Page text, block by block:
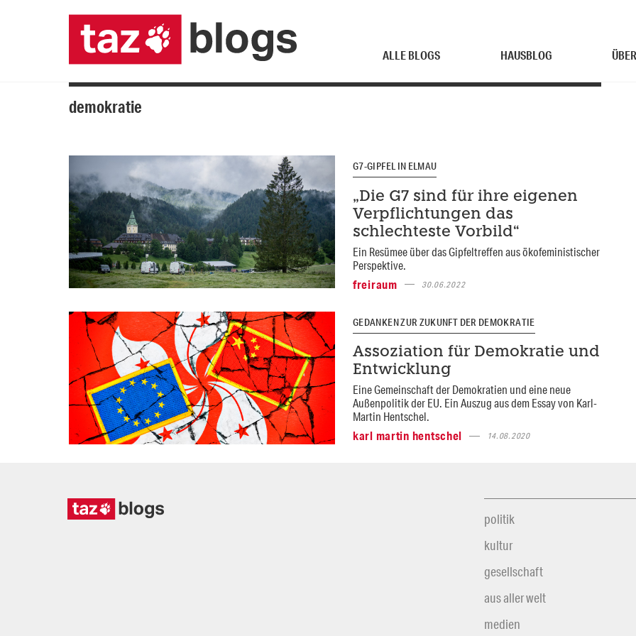
ALLE BLOGS HAUSBLOG
demokratie
G7-GIPFEL IN ELMAU
„Die G7 sind für ihre eigenen
Verpflichtungen das
schlechteste Vorbild“
Ein Resümee über das Gipfeltreffen aus ökofeministischer
Perspektive.
freiraum
30.06.2022
GEDANKEN ZUR ZUKUNFT DER DEMOKRATIE
Assoziation für Demokratie und
Entwicklung
Eine Gemeinschaft der Demokratien und eine neue
Außenpolitik der EU. Ein Auszug aus dem Essay von Karl-
Martin Hentschel.
karl martin hentschel
14.08.2020
politik
kultur
gesellschaft
aus aller welt
medien